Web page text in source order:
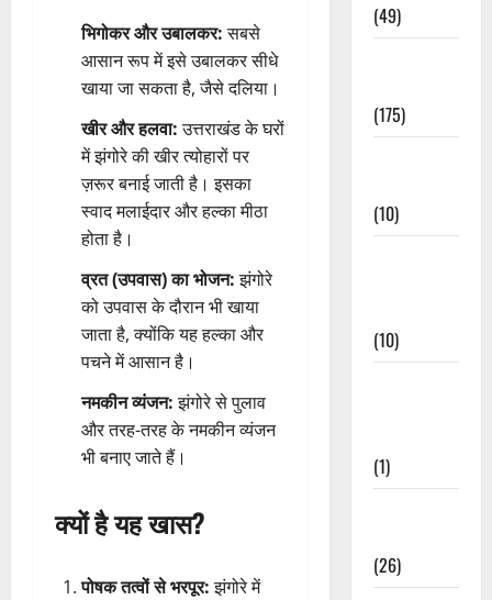
भिगोकर और उबालकर:सबसे
आसान रूप में इसे उबालकर सीधे
खाया जा सकता है, जैसे दलिया।
खीर और हलवा:उत्तराखंड के घरों
में झंगोरे की खीर त्योहारों पर
ज़रूर बनाई जाती है। इसका
स्वाद मलाईदार और हल्का मीठा
होता है।
व्रत (उपवास) का भोजन:झंगोरे
को उपवास के दौरान भी खाया
जाता है, क्योंकि यह हल्का और
पचने में आसान है।
नमकीन व्यंजन:झंगोरे से पुलाव
और तरह-तरह के नमकीन व्यंजन
भी बनाए जाते हैं।
क्यों है यह खास?
पोषक तत्वों से भरपूर:झंगोरे में
(49)
(175)
(10)
(10)
(1)
(26)